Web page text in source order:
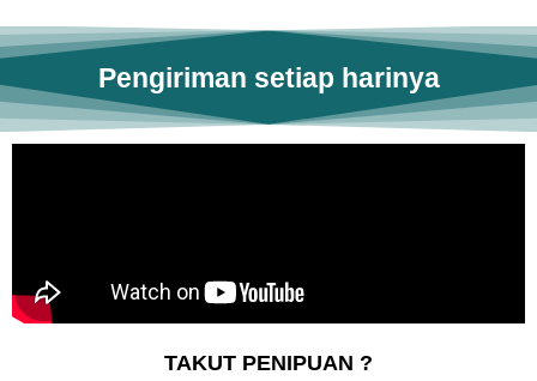
Pengiriman setiap harinya
TAKUT PENIPUAN ?